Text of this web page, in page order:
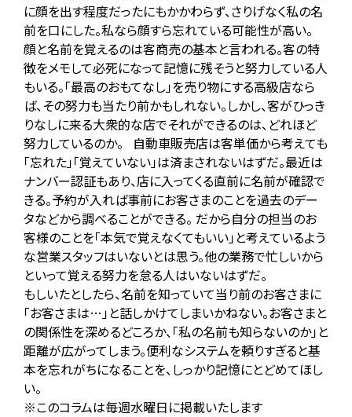
に顔を出す程度だったにもかかわらず、さりげなく私の名
前を口にした。私なら顔すら忘れている可能性が高い。
顔と名前を覚えるのは客商売の基本と言われる。客の特
徴をメモして必死になって記憶に残そうと努力している人
もいる。「最高のおもてなし」を売り物にする高級店なら
ば、その努力も当たり前かもしれない。しかし、客がひっき
りなしに来る大衆的な店でそれができるのは、どれほど
努力しているのか。 自動車販売店は客単価から考えても
「忘れた」「覚えていない」は済まされないはずだ。最近は
ナンバー認証もあり、店に入ってくる直前に名前が確認で
きる。予約が入れば事前にお客さまのことを過去のデー
タなどから調べることができる。 だから自分の担当のお
客様のことを「本気で覚えなくてもいい」と考えているよう
な営業スタッフはいないとは思う。他の業務で忙しいから
といって覚える努力を怠る人はいないはずだ。
もしいたとしたら、名前を知っていて当り前のお客さまに
「お客さまは…」と話しかけてしまいかねない。お客さまと
の関係性を深めるどころか、「私の名前も知らないのか」と
距離が広がってしまう。便利なシステムを頼りすぎると基
本を忘れがちになることを、しっかり記憶にとどめてほし
い。
※このコラムは毎週水曜日に掲載いたします